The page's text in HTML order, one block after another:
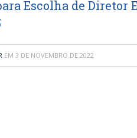
Escolha de
EM 3 DE NOVEMBRO DE 2022